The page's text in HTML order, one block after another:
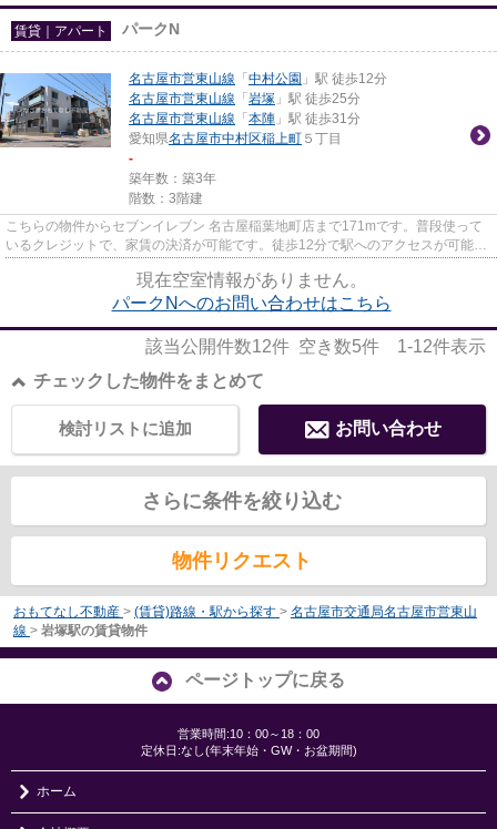
賃貸｜アパート パークN
名古屋市営東山線 「 中村公園 」駅 徒歩12分
名古屋市営東山線 「 岩塚 」駅 徒歩25分
名古屋市営東山線 「 本陣 」駅 徒歩31分
愛知県名古屋市中村区稲上町 ５丁目
-
築年数：築3年
階数：3階建
こちらの物件からセブンイレブン 名古屋稲葉地町店まで171mです。普段使って
いるクレジットで、家賃の決済が可能です。徒歩12分で駅へのアクセスが可能な
現在空室情報がありません。
パークNへのお問い合わせはこちら
該当公開件数12件 空き数5件 1-12件表示
チェックした物件をまとめて
お問い合わせ
検討リストに追加
さらに条件を絞り込む
物件リクエスト
おもてなし不動産 > (賃貸)路線・駅から探す > 名古屋市交通局名古屋市営東山
線 > 岩塚駅の賃貸物件
ページトップに戻る
営業時間:10：00～18：00
定休日:なし(年末年始・GW・お盆期間)
ホーム